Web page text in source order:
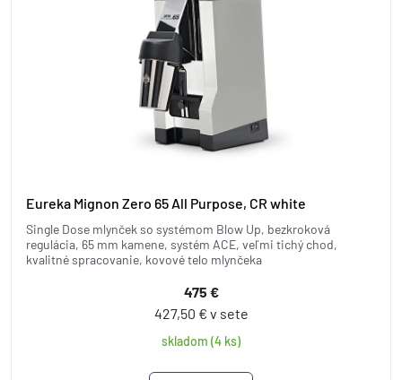
Eureka Mignon Zero 65 All Purpose, CR white
Single Dose mlynček so systémom Blow Up, bezkroková
regulácia, 65 mm kamene, systém ACE, veľmi tichý chod,
kvalitné spracovanie, kovové telo mlynčeka
475 €
427,50 € v sete
skladom (4 ks)